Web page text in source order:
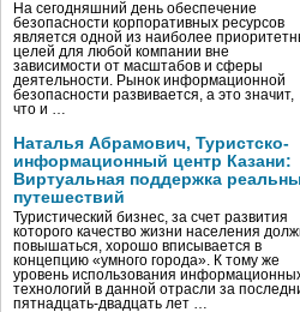
На сегодняшний день обеспечение
безопасности корпоративных ресурсов
является одной из наиболее
целей для любой компании вне
зависимости от масштабов и сферы
деятельности. Рынок информационной
безопасности развивается, а это значит,
что и …
Наталья Абрамович, Туристско-
информационный центр Казани:
Виртуальная поддержка
путешествий
Туристический бизнес, за счет развития
которого качество жизни населения
повышаться, хорошо вписывается в
концепцию «умного города». К тому же
уровень использования
технологий в данной отрасли за
пятнадцать-двадцать лет …